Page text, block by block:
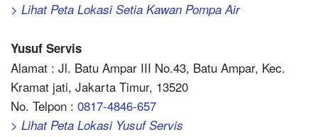
> Lihat Peta Lokasi Setia Kawan Pompa Air
Yusuf Servis
Alamat : Jl. Batu Ampar III No.43, Batu Ampar, Kec.
Kramat jati, Jakarta Timur, 13520
No. Telpon : 0817-4846-657
> Lihat Peta Lokasi Yusuf Servis